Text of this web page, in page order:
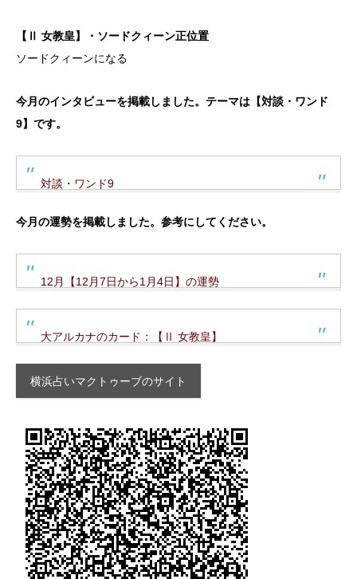
【Ⅱ 女教皇】・ソードクィーン正位置
ソードクィーンになる
今月のインタビューを掲載しました。テーマは【対談・ワンド
9】です。
対談・ワンド9
今月の運勢を掲載しました。参考にしてください。
12月【12月7日から1月4日】の運勢
大アルカナのカード：【Ⅱ 女教皇】
横浜占いマクトゥーブのサイト